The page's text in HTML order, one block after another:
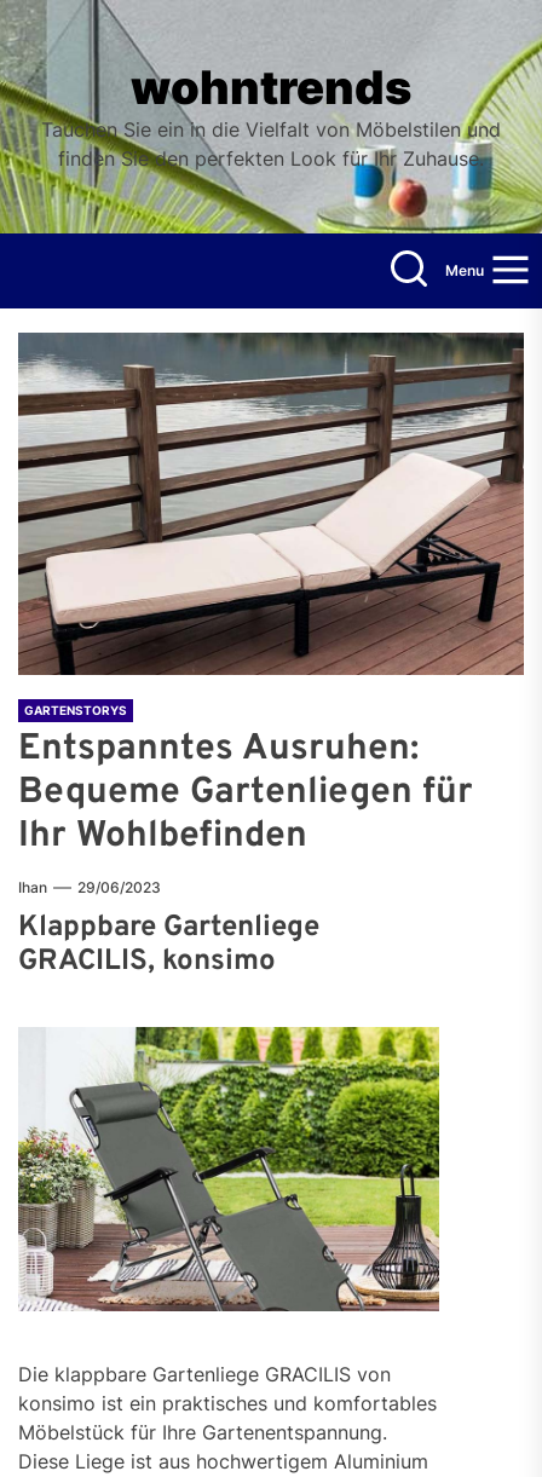
Skip
to
the
content
wohntrends
Tauchen Sie ein in die Vielfalt von Möbelstilen und
finden Sie den perfekten Look für Ihr Zuhause.
Menu
GARTENSTORYS
Entspanntes Ausruhen:
Bequeme Gartenliegen für
Ihr Wohlbefinden
Ihan 29/06/2023
Klappbare Gartenliege
GRACILIS, konsimo
Die klappbare Gartenliege GRACILIS von
konsimo ist ein praktisches und komfortables
Möbelstück für Ihre Gartenentspannung.
Diese Liege ist aus hochwertigem Aluminium